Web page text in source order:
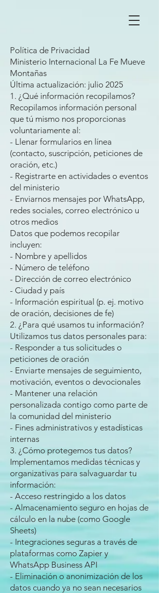
Política de Privacidad
Ministerio Internacional La Fe Mueve
Montañas
Última actualización: julio 2025
1. ¿Qué información recopilamos?
Recopilamos información personal
que tú mismo nos proporcionas
voluntariamente al:
- Llenar formularios en línea
(contacto, suscripción, peticiones de
oración, etc.)
- Registrarte en actividades o eventos
del ministerio
- Enviarnos mensajes por WhatsApp,
redes sociales, correo electrónico u
otros medios
Datos que podemos recopilar
incluyen:
- Nombre y apellidos
- Número de teléfono
- Dirección de correo electrónico
- Ciudad y país
- Información espiritual (p. ej. motivo
de oración, decisiones de fe)
2. ¿Para qué usamos tu información?
Utilizamos tus datos personales para:
- Responder a tus solicitudes o
peticiones de oración
- Enviarte mensajes de seguimiento,
motivación, eventos o devocionales
- Mantener una relación
personalizada contigo como parte de
la comunidad del ministerio
- Fines administrativos y estadísticas
internas
3. ¿Cómo protegemos tus datos?
Implementamos medidas técnicas y
organizativas para salvaguardar tu
información:
- Acceso restringido a los datos
- Almacenamiento seguro en hojas de
cálculo en la nube (como Google
Sheets)
- Integraciones seguras a través de
plataformas como Zapier y
WhatsApp Business API
- Eliminación o anonimización de los
datos cuando ya no sean necesarios